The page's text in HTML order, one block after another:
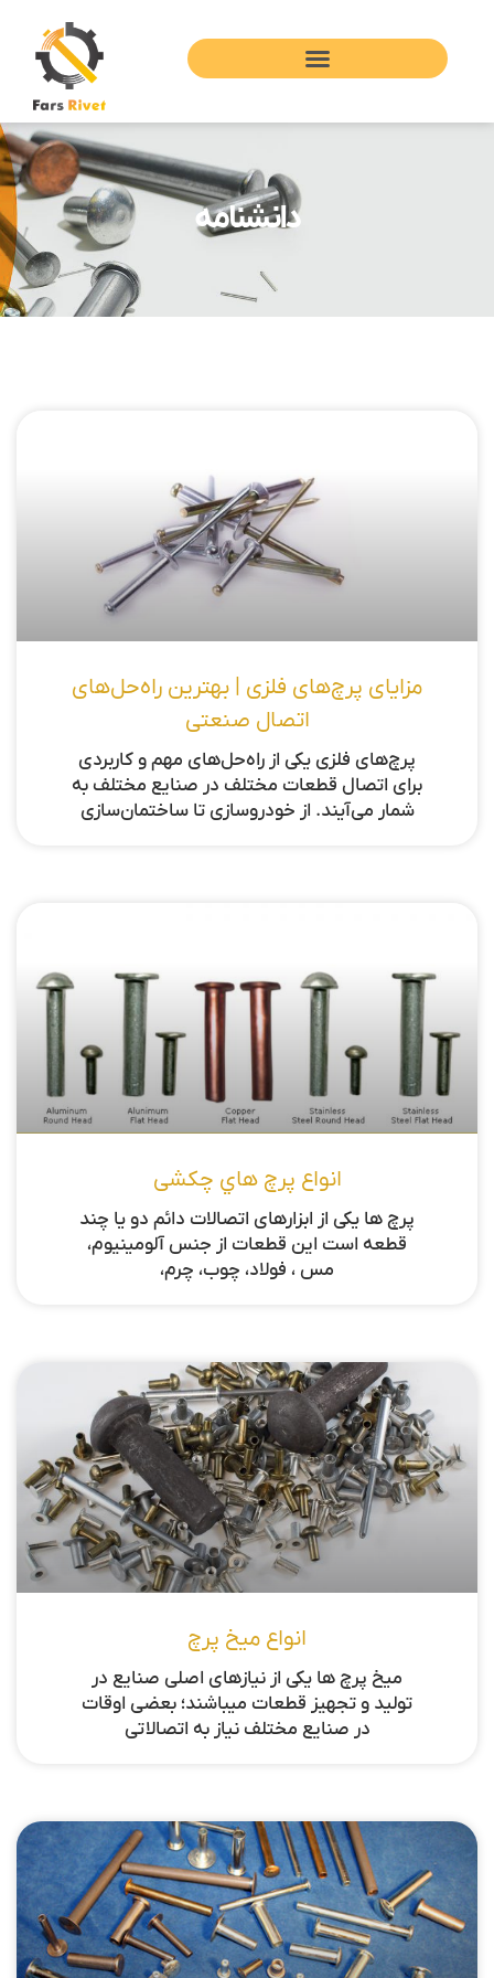
دانشنامه
مزایای پرچ‌های فلزی | بهترین راه‌حل‌های
اتصال صنعتی
پرچ‌های فلزی یکی از راه‌حل‌های مهم و کاربردی
برای اتصال قطعات مختلف در صنایع مختلف به
شمار می‌آیند. از خودروسازی تا ساختمان‌سازی
انواع پرچ هاي چكشی
پرچ ها یکی از ابزارهای اتصالات دائم دو يا چند
قطعه است این قطعات از جنس آلومينيوم،
مس ، فولاد، چوب، چرم،
انواع میخ پرچ
میخ پرچ ها یکی از نیازهای اصلی صنایع در
تولید و تجهیز قطعات میباشند؛ بعضی اوقات
در صنایع مختلف نیاز به اتصالاتی